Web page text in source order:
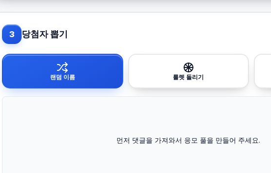
3 당첨자 뽑기
랜덤 이름 룰렛 돌리기
먼저 댓글을 가져와서 응모 풀을 만들어 주세요.